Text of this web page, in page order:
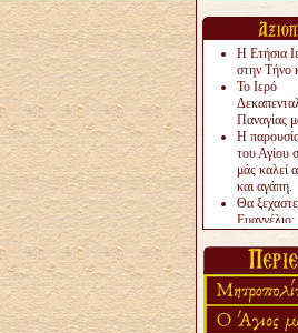
Η Ετήσια
στην Τήνο
Το Ιερό
Παναγίας
Η
του Αγίου
μάς καλεί
και αγάπη.
Θα
Ευαγγέλιο;
«πολύ
Ζητείται....